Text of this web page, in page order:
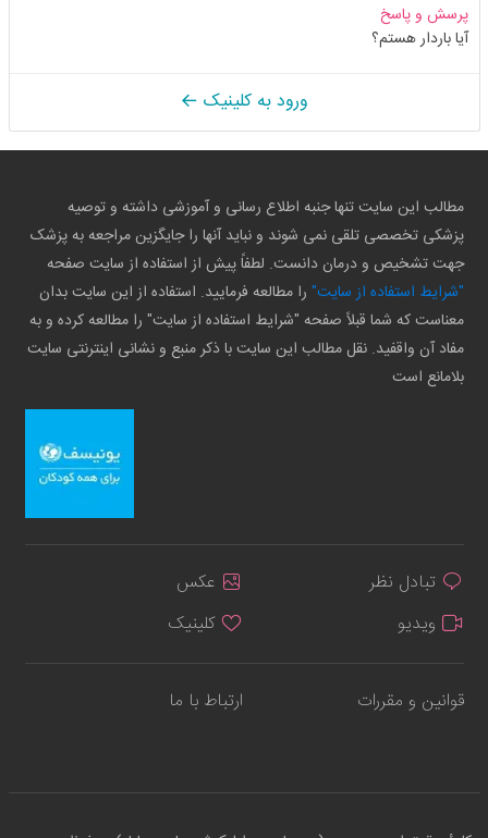
پرسش و پاسخ
آیا باردار هستم؟
ورود به کلینیک
مطالب این سایت تنها جنبه اطلاع رسانی و آموزشی داشته و توصیه
پزشکی تخصصی تلقی نمی شوند و نباید آنها را جایگزین مراجعه به پزشک
جهت تشخیص و درمان دانست. لطفاً پیش از استفاده از سایت صفحه
"شرایط استفاده از سایت" را مطالعه فرمایید. استفاده از این سایت بدان
معناست که شما قبلاً صفحه "شرایط استفاده از سایت" را مطالعه کرده و به
مفاد آن واقفید. نقل مطالب این سایت با ذکر منبع و نشانی اینترنتی سایت
بلامانع است
تبادل نظر
عکس
ویدیو
کلینیک
قوانین و مقررات ارتباط با ما